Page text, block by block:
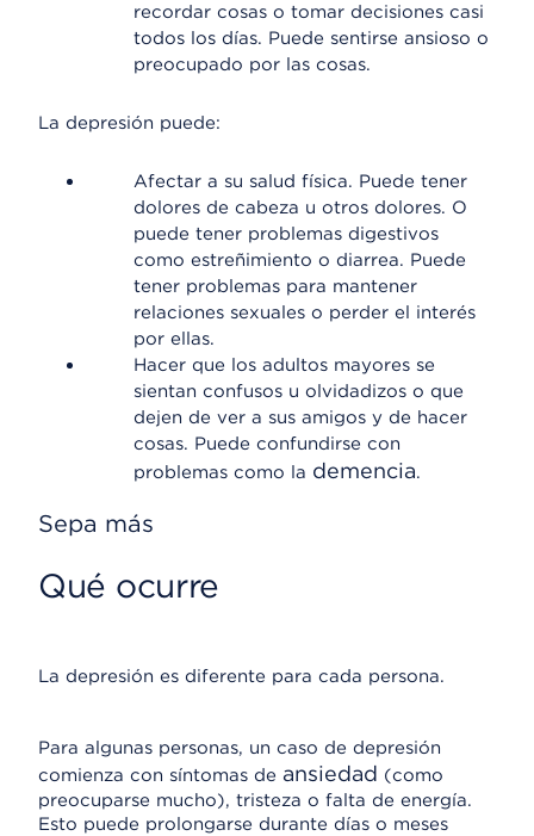
recordar cosas o tomar decisiones casi
todos los días. Puede sentirse ansioso o
preocupado por las cosas.
La depresión puede:
Afectar a su salud física. Puede tener
dolores de cabeza u otros dolores. O
puede tener problemas digestivos
como estreñimiento o diarrea. Puede
tener problemas para mantener
relaciones sexuales o perder el interés
por ellas.
Hacer que los adultos mayores se
sientan confusos u olvidadizos o que
dejen de ver a sus amigos y de hacer
cosas. Puede confundirse con
problemas como la demencia.
Sepa más
Qué ocurre
La depresión es diferente para cada persona.
Para algunas personas, un caso de depresión
comienza con síntomas de ansiedad (como
preocuparse mucho), tristeza o falta de energía.
Esto puede prolongarse durante días o meses